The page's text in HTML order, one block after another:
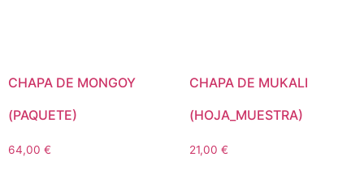
CHAPA DE MONGOY
(PAQUETE)
64,00 €
CHAPA DE MUKALI
(HOJA_MUESTRA)
21,00 €